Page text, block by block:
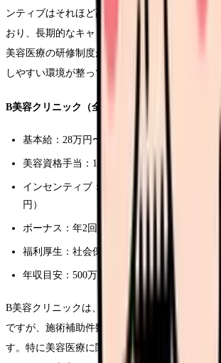
ンティブはそれほど高くありません。しかし、
おり、長期的なキャリア形成を考える看護師に
美容医療の研修制度が充実しており、未経験か
しやすい環境が整っています。
B美容クリニック（全国展開・大手）
基本給：28万円〜38万円
美容資格手当：1万円〜3万円
インセンティブ：施術補助件数に応じて変
円）
ボーナス：年2回（計2〜3ヶ月分）
福利厚生：社会保険完備、社員割引制度あり
年収目安：500万円〜750万円
B美容クリニックは、A美容クリニックと比べ
ですが、施術補助件数に応じたインセンティブ
す。特に美容医療に関する施術技術を高めたい